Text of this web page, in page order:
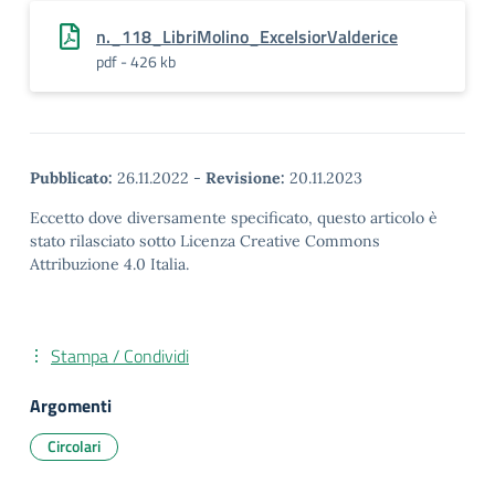
n._118_LibriMolino_ExcelsiorValderice
pdf - 426 kb
Pubblicato: 26.11.2022 - Revisione: 20.11.2023
Eccetto dove diversamente specificato, questo articolo è
stato rilasciato sotto Licenza Creative Commons
Attribuzione 4.0 Italia.
Stampa / Condividi
Argomenti
Circolari